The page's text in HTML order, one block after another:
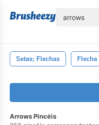
Setas; Flechas Flecha
Arrows Pincéis